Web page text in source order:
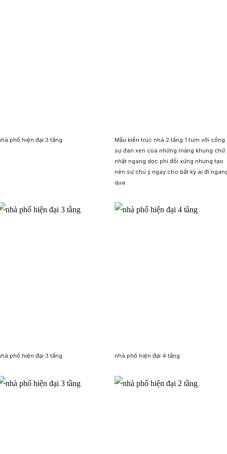
phố hiện đại 3 tầng
Mẫu kiến trúc nhà 2 tầng 1 tum với cổng
sự đan xen của những mảng khung chữ
nhật ngang dọc phi đối xứng nhưng tạo
nên sự chú ý ngay cho bất kỳ ai đi
qua.
phố hiện đại 3 tầng nhà phố hiện đại 4 tầng